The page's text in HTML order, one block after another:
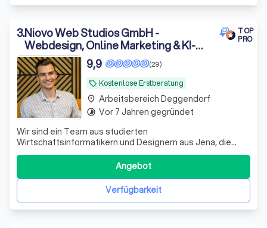
3.Niovo Web Studios GmbH -
Webdesign, Online Marketing & KI-
Automatisierung
TOP
PRO
local_offer Kostenlose Erstberatung
(29)
9,9
Wir sind ein Team aus studierten
Wirtschaftsinformatikern und Designern aus Jena, die
Unternehmen dabei unterstützen, sichtbarer zu werden
und neue Kunden zu gewinnen. Dabei setzen wir nicht nur
auf modernes Webdesign, sondern auch auf Online-
Marketing, KI-Technologien und clevere
Verfügbarkeit
Angebot
place Arbeitsbereich Deggendorf
timelapse Vor 7 Jahren gegründet